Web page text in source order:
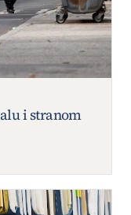
i stranom